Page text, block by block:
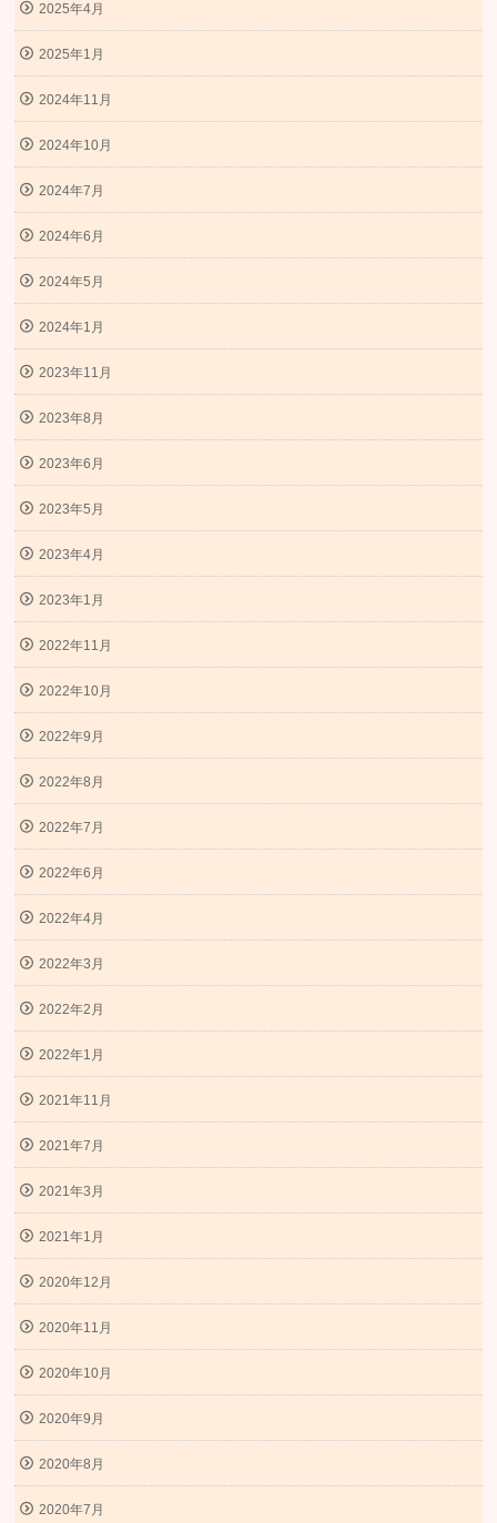
2025年4月
2025年1月
2024年11月
2024年10月
2024年7月
2024年6月
2024年5月
2024年1月
2023年11月
2023年8月
2023年6月
2023年5月
2023年4月
2023年1月
2022年11月
2022年10月
2022年9月
2022年8月
2022年7月
2022年6月
2022年4月
2022年3月
2022年2月
2022年1月
2021年11月
2021年7月
2021年3月
2021年1月
2020年12月
2020年11月
2020年10月
2020年9月
2020年8月
2020年7月